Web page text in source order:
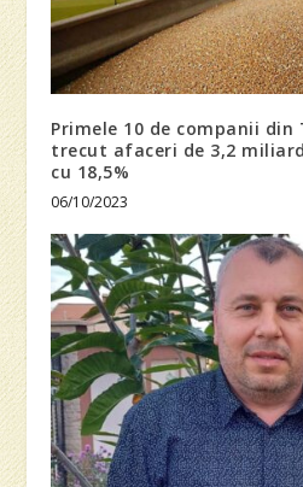
Primele 10 de companii
trecut afaceri de 3,2
cu 18,5%
06/10/2023